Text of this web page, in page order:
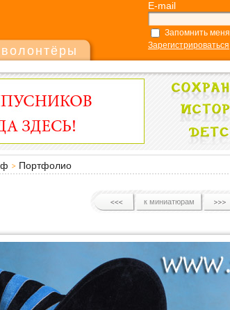
E-mail
Запомнить меня
Зарегистрироваться
Портфолио
к миниатюрам